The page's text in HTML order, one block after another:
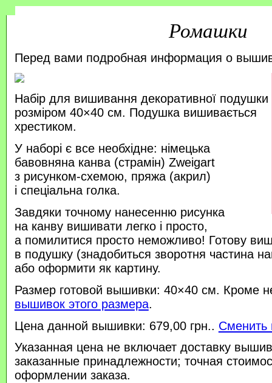
Ромашки
Перед вами подробная информация о
Набір для вишивання декоративної подушки
розміром 40×40 см. Подушка вишивається
хрестиком.
У наборі є все необхідне: німецька
бавовняна канва (страмін) Zweigart
з рисунком-схемою, пряжа (акрил)
і спеціальна голка.
Завдяки точному нанесенню рисунка
на канву вишивати легко і просто,
а помилитися просто неможливо! Готову
в подушку (знадобиться зворотня частина
або оформити як картину.
Размер готовой вышивки: 40×40 см. Кроме
вышивок этого размера.
Цена данной вышивки: 679,00 грн.. Сменить
Указанная цена не включает доставку
заказанные принадлежности; точная
оформлении заказа.